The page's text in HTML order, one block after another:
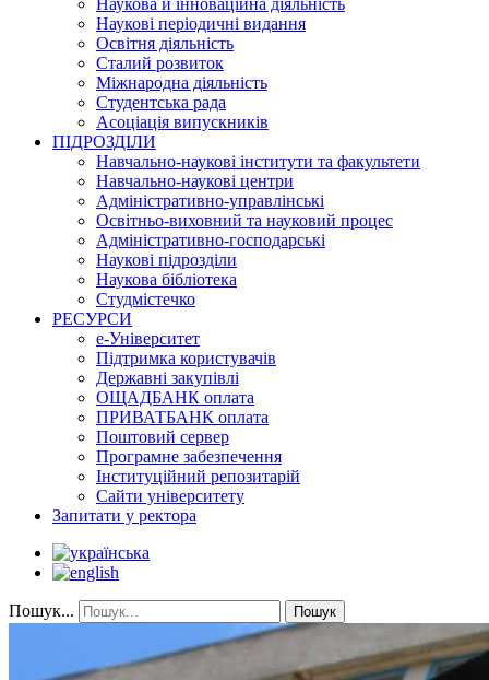
Наукові періодичні видання
Освітня діяльність
Сталий розвиток
Міжнародна діяльність
Студентська рада
Асоціація випускників
ПІДРОЗДІЛИ
Навчально-наукові інститути та факультети
Навчально-наукові центри
Адміністративно-управлінські
Освітньо-виховний та науковий процес
Адміністративно-господарські
Наукові підрозділи
Наукова бібліотека
Студмістечко
РЕСУРСИ
е-Університет
Підтримка користувачів
Державні закупівлі
ОЩАДБАНК оплата
ПРИВАТБАНК оплата
Поштовий сервер
Програмне забезпечення
Інституційний репозитарій
Сайти університету
Запитати у ректора
Пошук... Пошук